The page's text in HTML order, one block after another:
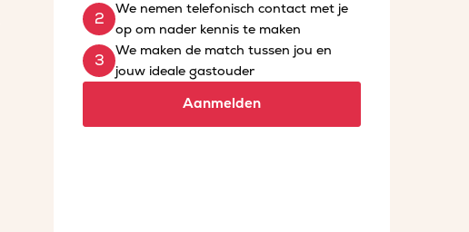
We nemen telefonisch contact met je
op om nader kennis te maken
We maken de match tussen jou en
jouw ideale gastouder
Aanmelden